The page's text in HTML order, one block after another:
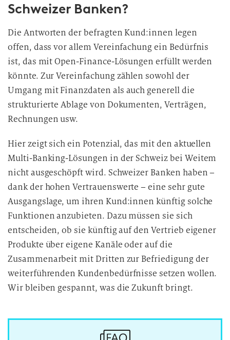
Schweizer Banken?
Die Antworten der befragten Kund:innen legen
offen, dass vor allem Vereinfachung ein Bedürfnis
ist, das mit Open-Finance-Lösungen erfüllt werden
könnte. Zur Vereinfachung zählen sowohl der
Umgang mit Finanzdaten als auch generell die
strukturierte Ablage von Dokumenten, Verträgen,
Rechnungen usw.
Hier zeigt sich ein Potenzial, das mit den aktuellen
Multi-Banking-Lösungen in der Schweiz bei Weitem
nicht ausgeschöpft wird. Schweizer Banken haben –
dank der hohen Vertrauenswerte – eine sehr gute
Ausgangslage, um ihren Kund:innen künftig solche
Funktionen anzubieten. Dazu müssen sie sich
entscheiden, ob sie künftig auf den Vertrieb eigener
Produkte über eigene Kanäle oder auf die
Zusammenarbeit mit Dritten zur Befriedigung der
weiterführenden Kundenbedürfnisse setzen wollen.
Wir bleiben gespannt, was die Zukunft bringt.